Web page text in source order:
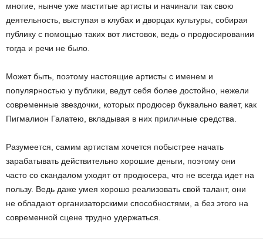
многие, нынче уже маститые артисты и начинали так свою
деятельность, выступая в клубах и дворцах культуры, собирая
публику с помощью таких вот листовок, ведь о продюсировании
тогда и речи не было.
Может быть, поэтому настоящие артисты с именем и
популярностью у публики, ведут себя более достойно, нежели
современные звездочки, которых продюсер буквально ваяет, как
Пигмалион Галатею, вкладывая в них приличные средства.
Разумеется, самим артистам хочется побыстрее начать
зарабатывать действительно хорошие деньги, поэтому они
часто со скандалом уходят от продюсера, что не всегда идет на
пользу. Ведь даже умея хорошо реализовать свой талант, они
не обладают организаторскими способностями, а без этого на
современной сцене трудно удержаться.